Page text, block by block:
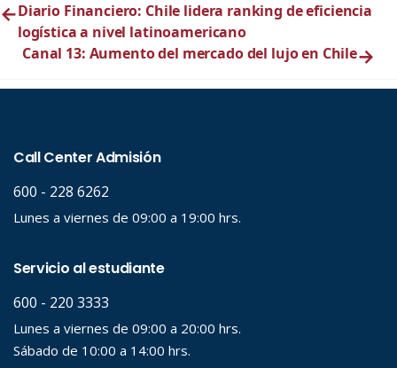
←Diario Financiero: Chile lidera ranking de eficiencia
logística a nivel latinoamericano
Canal 13: Aumento del mercado del lujo en Chile→